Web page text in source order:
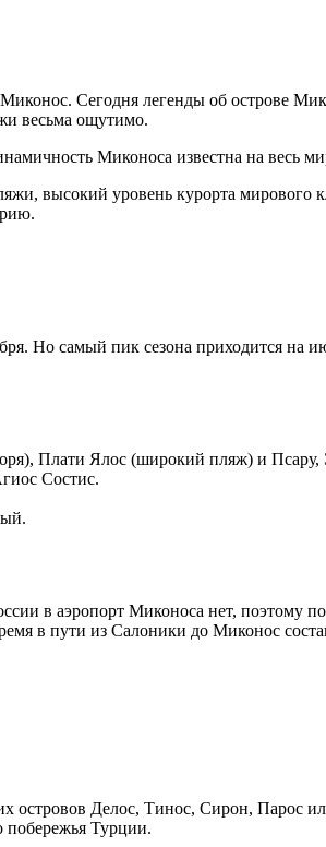
Сегодня легенды об острове
весьма ощутимо.
Миконоса известна на весь
высокий уровень курорта
Но самый пик сезона приходится на
Плати Ялос (широкий пляж) и
Состис.
в аэропорт Миконоса нет, поэтому
в пути из Салоники до Миконос
островов Делос, Тинос, Сирон, Парос
побережья Турции.